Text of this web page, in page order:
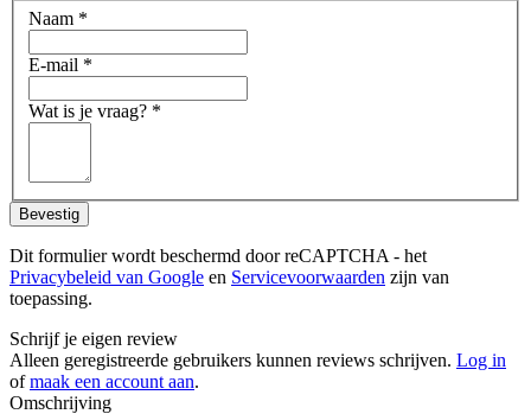
Naam *
E-mail *
Wat is je vraag? *
Bevestig
Dit formulier wordt beschermd door reCAPTCHA - het
Privacybeleid van Google en Servicevoorwaarden zijn van
toepassing.
Schrijf je eigen review
Alleen geregistreerde gebruikers kunnen reviews schrijven. Log in
ofmaak een account aan.
Omschrijving